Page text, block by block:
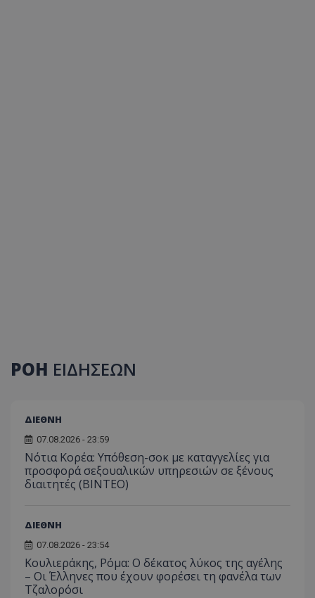
ΡΟΗ ΕΙΔΗΣΕΩΝ
ΔΙΕΘΝΗ
07.08.2026 - 23:59
Νότια Κορέα: Υπόθεση-σοκ με καταγγελίες για
προσφορά σεξουαλικών υπηρεσιών σε ξένους
διαιτητές (BINTEO)
ΔΙΕΘΝΗ
07.08.2026 - 23:54
Κουλιεράκης, Ρόμα: Ο δέκατος λύκος της αγέλης
– Οι Έλληνες που έχουν φορέσει τη φανέλα των
Τζαλορόσι